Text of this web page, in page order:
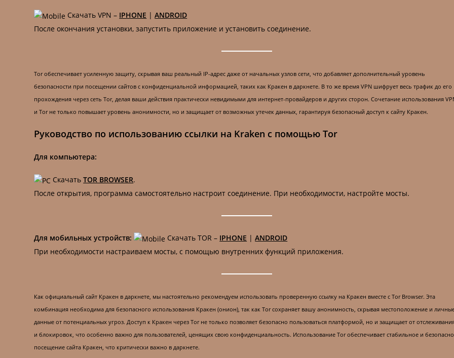
Скачать VPN – IPHONE |ANDROID
После окончания установки, запустить приложение и установить соединение.
Tor обеспечивает усиленную защиту, скрывая ваш реальный IP-адрес даже от начальных узлов сети, что добавляет дополнительный уровень
безопасности при посещении сайтов с конфиденциальной информацией, таких как Кракен в даркнете. В то же время VPN шифрует весь трафик до его
прохождения через сеть Tor, делая ваши действия практически невидимыми для интернет-провайдеров и других сторон. Сочетание использования
и Tor не только повышает уровень анонимности, но и защищает от возможных утечек данных, гарантируя безопасный доступ к сайту Кракен.
Руководство по использованию ссылки на Kraken с помощью Tor
Для компьютера:
СкачатьTOR BROWSER.
После открытия, программа самостоятельно настроит соединение. При необходимости, настройте мосты.
Для мобильных устройств: Скачать TOR – IPHONE |ANDROID
При необходимости настраиваем мосты, с помощью внутренних функций приложения.
Как официальный сайт Кракен в даркнете, мы настоятельно рекомендуем использовать проверенную ссылку на Кракен вместе с Tor Browser. Эта
комбинация необходима для безопасного использования Кракен (онион), так как Tor сохраняет вашу анонимность, скрывая местоположение и
данные от потенциальных угроз. Доступ к Кракен через Tor не только позволяет безопасно пользоваться платформой, но и защищает от
и блокировок, что особенно важно для пользователей, ценящих свою конфиденциальность. Использование Tor обеспечивает стабильное и
посещение сайта Кракен, что критически важно в даркнете.